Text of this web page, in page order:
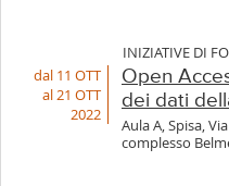
INIZIATIVE DI
dal 11 OTT
al 21 OTT
2022
Open
dei dati
Aula A, Spisa, Via
complesso